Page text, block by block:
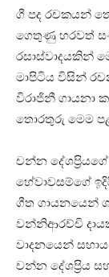
ගී පද රචකයන්
ගෙතුණු හරවත්
රසාස්වාදයකින්
මාපිටිය විසින්
විරාජිනී ගායනා
තොරතුරු මෙම
චන්න
හේවාවසම්ගේ
ගීත ගායනයෙන්
වන්නිආරච්චි
වාදනයෙන්
චන්න දේශප්‍රිය